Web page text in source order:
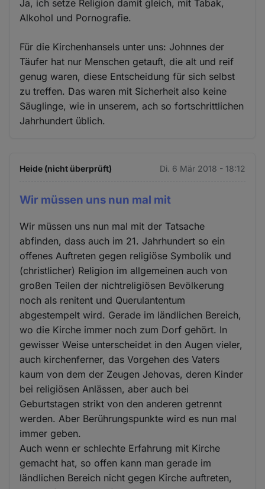
Ja, ich setze Religion damit gleich, mit Tabak,
Alkohol und Pornografie.
Für die Kirchenhansels unter uns: Johnnes der
Täufer hat nur Menschen getauft, die alt und reif
genug waren, diese Entscheidung für sich selbst
zu treffen. Das waren mit Sicherheit also keine
Säuglinge, wie in unserem, ach so fortschrittlichen
Jahrhundert üblich.
Heide (nicht überprüft) Di. 6 Mär 2018 - 18:12
Wir müssen uns nun mal mit
Wir müssen uns nun mal mit der Tatsache
abfinden, dass auch im 21. Jahrhundert so ein
offenes Auftreten gegen religiöse Symbolik und
(christlicher) Religion im allgemeinen auch von
großen Teilen der nichtreligiösen Bevölkerung
noch als renitent und Querulantentum
abgestempelt wird. Gerade im ländlichen Bereich,
wo die Kirche immer noch zum Dorf gehört. In
gewisser Weise unterscheidet in den Augen vieler,
auch kirchenferner, das Vorgehen des Vaters
kaum von dem der Zeugen Jehovas, deren Kinder
bei religiösen Anlässen, aber auch bei
Geburtstagen strikt von den anderen getrennt
werden. Aber Berührungspunkte wird es nun mal
immer geben.
Auch wenn er schlechte Erfahrung mit Kirche
gemacht hat, so offen kann man gerade im
ländlichen Bereich nicht gegen Kirche auftreten,